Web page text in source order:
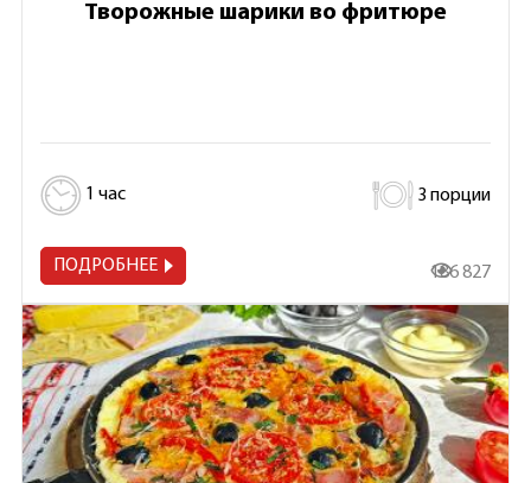
Творожные шарики во фритюре
1 час 3 порции
ПОДРОБНЕЕ 186 827